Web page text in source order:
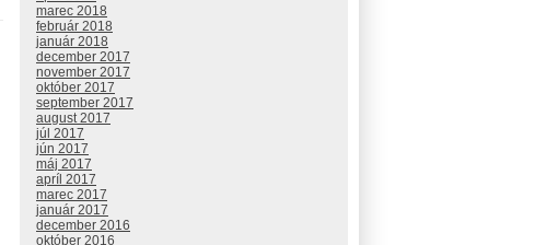
marec 2018
február 2018
január 2018
december 2017
november 2017
október 2017
september 2017
august 2017
júl 2017
jún 2017
máj 2017
apríl 2017
marec 2017
január 2017
december 2016
október 2016